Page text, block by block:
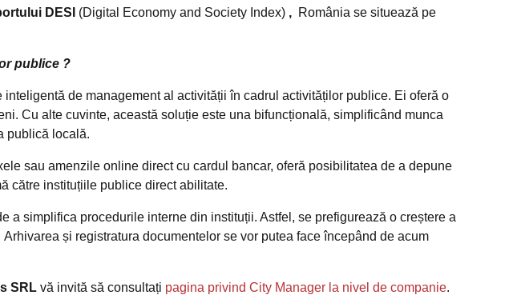
DESI (Digital Economy and Society Index) , România se situează pe
publice ?
de management al activității în cadrul activităților publice. Ei oferă o
Cu alte cuvinte, această soluție este una bifuncțională, simplificând munca
publică locală.
amenzile online direct cu cardul bancar, oferă posibilitatea de a depune
către instituțiile publice direct abilitate.
a simplifica procedurile interne din instituții. Astfel, se prefigurează o creștere a
și registratura documentelor se vor putea face începând de acum
SRL vă invită să consultați pagina privind City Manager la nivel de companie.